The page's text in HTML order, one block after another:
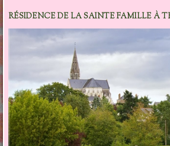
RÉSIDENCE DE LA SAINTE FAMILLE À